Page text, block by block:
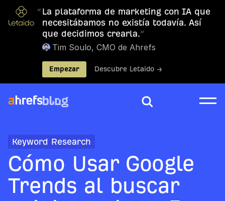
“ La plataforma de marketing con IA que
necesitábamos no existía todavía. Así
que decidimos crearla.”
Tim Soulo, CMO de Ahrefs
Empezar Descubre Letaido →
Keyword Research
Cómo Usar Google
Trends al buscar